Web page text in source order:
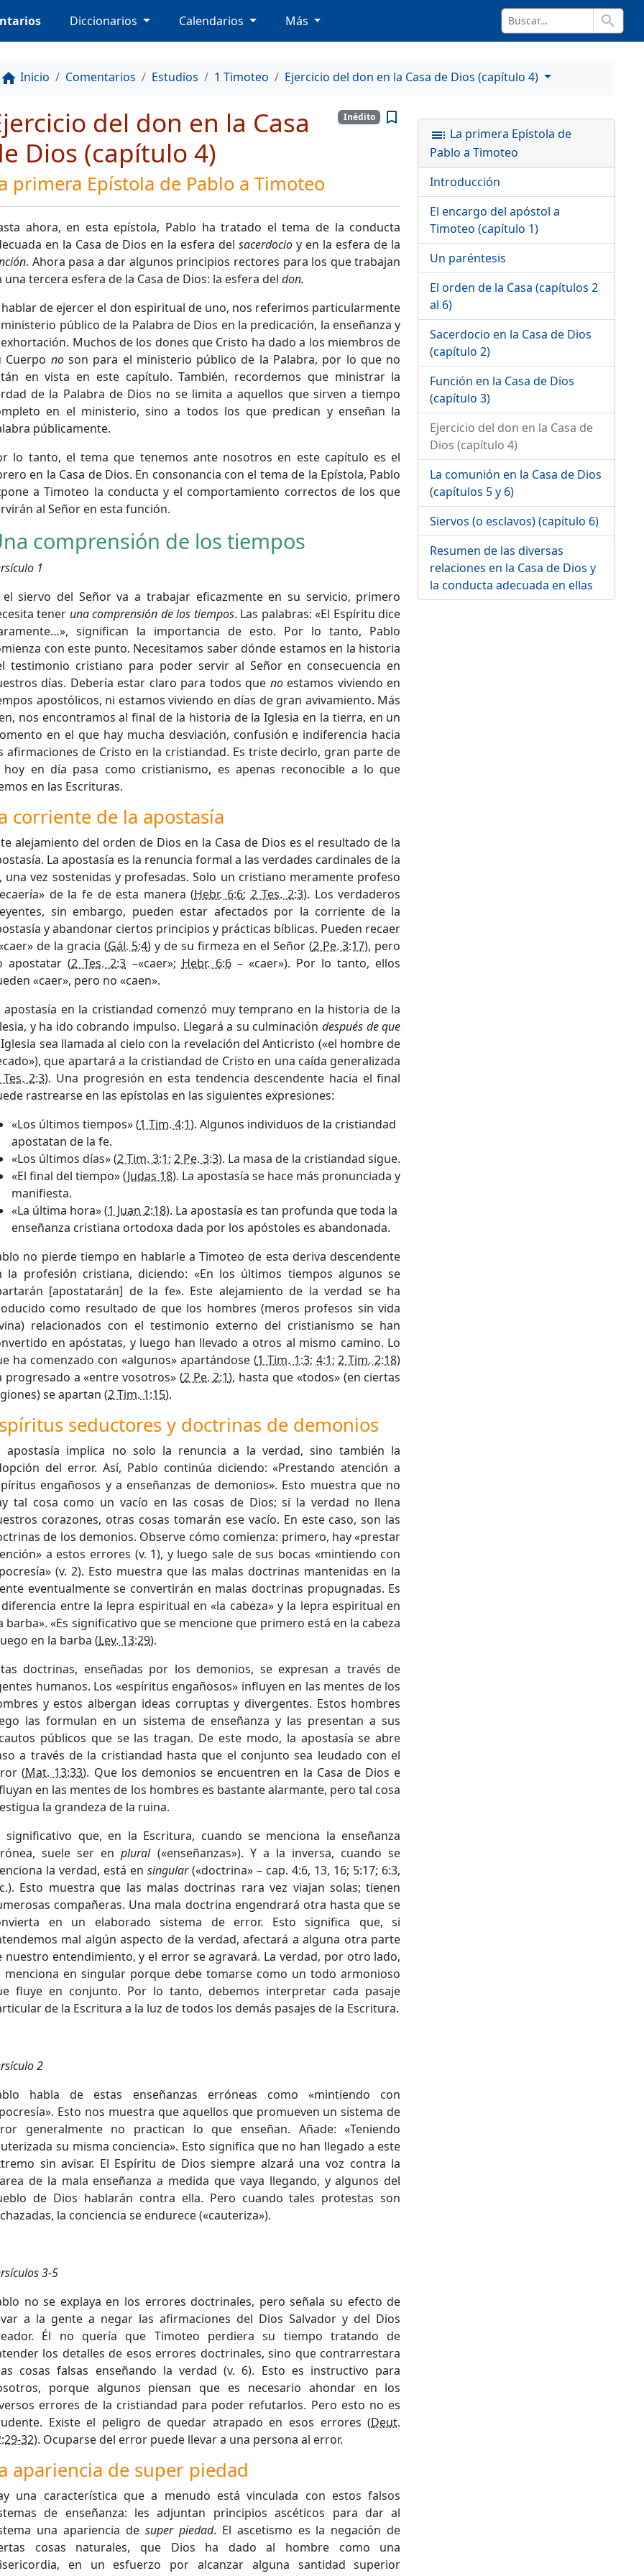
Diccionarios Calendarios Más search
home Inicio Comentarios Estudios 1 Timoteo Ejercicio del don en la Casa de Dios (capítulo 4)
Inédito bookmark_border
del don en la Casa
Dios (capítulo 4)
primera Epístola de Pablo a Timoteo
ahora, en esta epístola, Pablo ha tratado el tema de la conducta
en la Casa de Dios en la esfera delsacerdocio y en la esfera de la
. Ahora pasa a dar algunos principios rectores para los que trabajan
una tercera esfera de la Casa de Dios: la esfera del don.
hablar de ejercer el don espiritual de uno, nos referimos particularmente
público de la Palabra de Dios en la predicación, la enseñanza y
Muchos de los dones que Cristo ha dado a los miembros de
Cuerpo noson para el ministerio público de la Palabra, por lo que no
en vista en este capítulo. También, recordemos que ministrar la
de la Palabra de Dios no se limita a aquellos que sirven a tiempo
en el ministerio, sino a todos los que predican y enseñan la
públicamente.
lo tanto, el tema que tenemos ante nosotros en este capítulo es el
en la Casa de Dios. En consonancia con el tema de la Epístola, Pablo
a Timoteo la conducta y el comportamiento correctos de los que
al Señor en esta función.
comprensión de los tiempos
1
el siervo del Señor va a trabajar eficazmente en su servicio, primero
tener una comprensión de los tiempos. Las palabras: «El Espíritu dice
significan la importancia de esto. Por lo tanto, Pablo
con este punto. Necesitamos saber dónde estamos en la historia
testimonio cristiano para poder servir al Señor en consecuencia en
días. Debería estar claro para todos que noestamos viviendo en
apostólicos, ni estamos viviendo en días de gran avivamiento. Más
nos encontramos al final de la historia de la Iglesia en la tierra, en un
en el que hay mucha desviación, confusión e indiferencia hacia
afirmaciones de Cristo en la cristiandad. Es triste decirlo, gran parte de
hoy en día pasa como cristianismo, es apenas reconocible a lo que
en las Escrituras.
corriente de la apostasía
alejamiento del orden de Dios en la Casa de Dios es el resultado de la
La apostasía es la renuncia formal a las verdades cardinales de la
una vez sostenidas y profesadas. Solo un cristiano meramente profeso
de la fe de esta manera (Hebr. 6:6; 2 Tes. 2:3). Los verdaderos
sin embargo, pueden estar afectados por la corriente de la
y abandonar ciertos principios y prácticas bíblicas. Pueden recaer
de la gracia (Gál. 5:4) y de su firmeza en el Señor (2 Pe. 3:17), pero
apostatar (2 Tes. 2:3 –«caer»; Hebr. 6:6– «caer»). Por lo tanto, ellos
«caer», pero no «caen».
apostasía en la cristiandad comenzó muy temprano en la historia de la
y ha ido cobrando impulso. Llegará a su culminacióndespués de que
sea llamada al cielo con la revelación del Anticristo («el hombre de
que apartará a la cristiandad de Cristo en una caída generalizada
2:3). Una progresión en esta tendencia descendente hacia el final
rastrearse en las epístolas en las siguientes expresiones:
«Los últimos tiempos» (1 Tim. 4:1). Algunos individuos de la cristiandad
apostatan de la fe.
«Los últimos días» (2 Tim. 3:1; 2 Pe. 3:3). La masa de la cristiandad sigue.
«El final del tiempo» (Judas 18). La apostasía se hace más pronunciada y
manifiesta.
«La última hora» (1 Juan 2:18). La apostasía es tan profunda que toda la
enseñanza cristiana ortodoxa dada por los apóstoles es abandonada.
no pierde tiempo en hablarle a Timoteo de esta deriva descendente
la profesión cristiana, diciendo: «En los últimos tiempos algunos se
[apostatarán] de la fe». Este alejamiento de la verdad se ha
como resultado de que los hombres (meros profesos sin vida
relacionados con el testimonio externo del cristianismo se han
en apóstatas, y luego han llevado a otros al mismo camino. Lo
ha comenzado con «algunos» apartándose (1 Tim. 1:3; 4:1;2 Tim. 2:18)
progresado a «entre vosotros» (2 Pe. 2:1), hasta que «todos» (en ciertas
se apartan (2 Tim. 1:15).
seductores y doctrinas de demonios
apostasía implica no solo la renuncia a la verdad, sino también la
del error. Así, Pablo continúa diciendo: «Prestando atención a
engañosos y a enseñanzas de demonios». Esto muestra que no
tal cosa como un vacío en las cosas de Dios; si la verdad no llena
corazones, otras cosas tomarán ese vacío. En este caso, son las
de los demonios. Observe cómo comienza: primero, hay «prestar
a estos errores (v. 1), y luego sale de sus bocas «mintiendo con
(v. 2). Esto muestra que las malas doctrinas mantenidas en la
eventualmente se convertirán en malas doctrinas propugnadas. Es
entre la lepra espiritual en «la cabeza» y la lepra espiritual en
barba». «Es significativo que se mencione que primero está en la cabeza
en la barba (Lev. 13:29).
doctrinas, enseñadas por los demonios, se expresan a través de
humanos. Los «espíritus engañosos» influyen en las mentes de los
y estos albergan ideas corruptas y divergentes. Estos hombres
las formulan en un sistema de enseñanza y las presentan a sus
públicos que se las tragan. De este modo, la apostasía se abre
a través de la cristiandad hasta que el conjunto sea leudado con el
(Mat. 13:33). Que los demonios se encuentren en la Casa de Dios e
en las mentes de los hombres es bastante alarmante, pero tal cosa
la grandeza de la ruina.
significativo que, en la Escritura, cuando se menciona la enseñanza
suele ser enplural(«enseñanzas»). Y a la inversa, cuando se
la verdad, está ensingular(«doctrina» – cap. 4:6, 13, 16; 5:17; 6:3,
Esto muestra que las malas doctrinas rara vez viajan solas; tienen
compañeras. Una mala doctrina engendrará otra hasta que se
en un elaborado sistema de error. Esto significa que, si
mal algún aspecto de la verdad, afectará a alguna otra parte
nuestro entendimiento, y el error se agravará. La verdad, por otro lado,
menciona en singular porque debe tomarse como un todo armonioso
fluye en conjunto. Por lo tanto, debemos interpretar cada pasaje
de la Escritura a la luz de todos los demás pasajes de la Escritura.
2
habla de estas enseñanzas erróneas como «mintiendo con
Esto nos muestra que aquellos que promueven un sistema de
generalmente no practican lo que enseñan. Añade: «Teniendo
su misma conciencia». Esto significa que no han llegado a este
sin avisar. El Espíritu de Dios siempre alzará una voz contra la
de la mala enseñanza a medida que vaya llegando, y algunos del
de Dios hablarán contra ella. Pero cuando tales protestas son
la conciencia se endurece («cauteriza»).
3-5
no se explaya en los errores doctrinales, pero señala su efecto de
a la gente a negar las afirmaciones del Dios Salvador y del Dios
Él no quería que Timoteo perdiera su tiempo tratando de
los detalles de esos errores doctrinales, sino que contrarrestara
cosas falsas enseñando la verdad (v. 6). Esto es instructivo para
porque algunos piensan que es necesario ahondar en los
errores de la cristiandad para poder refutarlos. Pero esto no es
Existe el peligro de quedar atrapado en esos errores (Deut.
32). Ocuparse del error puede llevar a una persona al error.
apariencia de super piedad
una característica que a menudo está vinculada con estos falsos
de enseñanza: les adjuntan principios ascéticos para dar al
una apariencia de super piedad. El ascetismo es la negación de
cosas naturales, que Dios ha dado al hombre como una
en un esfuerzo por alcanzar alguna santidad superior
toc La primera Epístola de
Pablo a Timoteo
Introducción
El encargo del apóstol a
Timoteo (capítulo 1)
Un paréntesis
El orden de la Casa (capítulos 2
al 6)
Sacerdocio en la Casa de Dios
(capítulo 2)
Función en la Casa de Dios
(capítulo 3)
Ejercicio del don en la Casa de
Dios (capítulo 4)
La comunión en la Casa de Dios
(capítulos 5 y 6)
Siervos (o esclavos) (capítulo 6)
Resumen de las diversas
relaciones en la Casa de Dios y
la conducta adecuada en ellas